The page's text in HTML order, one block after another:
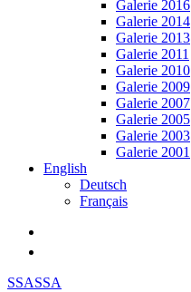
Galerie 2016
Galerie 2014
Galerie 2013
Galerie 2011
Galerie 2010
Galerie 2009
Galerie 2007
Galerie 2005
Galerie 2003
Galerie 2001
English
Deutsch
Français
SSASSA